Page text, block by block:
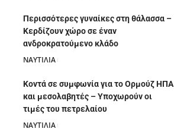
Περισσότερες γυναίκες στη θάλασσα –
Κερδίζουν χώρο σε έναν
ανδροκρατούμενο κλάδο
ΝΑΥΤΙΛΙΑ
Κοντά σε συμφωνία για το Ορμούζ ΗΠΑ
και μεσολαβητές – Υποχωρούν οι
τιμές του πετρελαίου
ΝΑΥΤΙΛΙΑ